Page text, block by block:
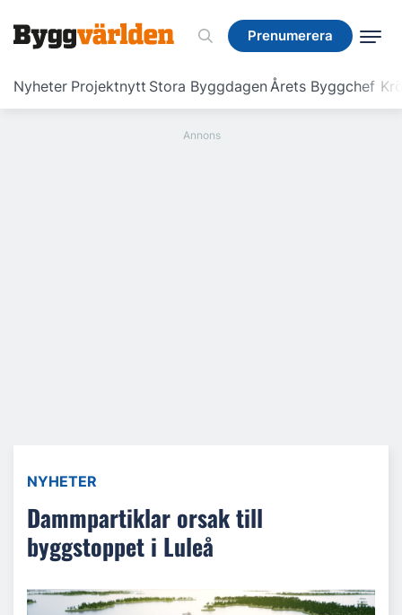
Prenumerera
Nyheter Projektnytt Stora ByggdagenÅrets Byggchef
Prenumerera
NYHETER
Dammpartiklar orsak till
byggstoppet i Luleå